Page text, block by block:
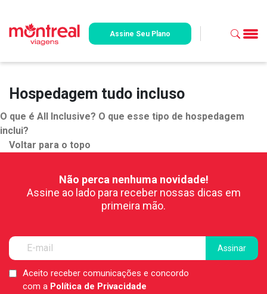
Assine Seu Plano
Hospedagem tudo incluso
O que é All Inclusive? O que esse tipo de hospedagem
inclui?
Voltar para o topo
Não perca nenhuma novidade!
Assine ao lado para receber nossas dicas em
primeira mão.
LGPDAceito receber comunicações e concordo
com a Política de Privacidade